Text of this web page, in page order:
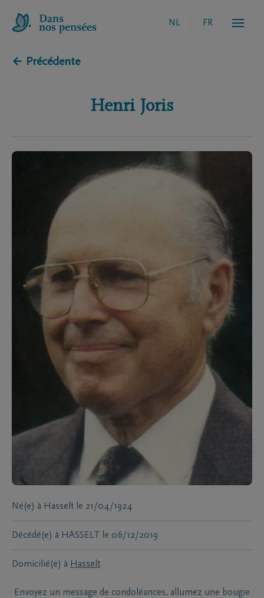
NL FR
← Précédente
Henri Joris
Né(e) à Hasselt le 21/04/1924
Décédé(e) à HASSELT le 06/12/2019
Domicilié(e) à Hasselt
Envoyez un message de condoléances, allumez une bougie